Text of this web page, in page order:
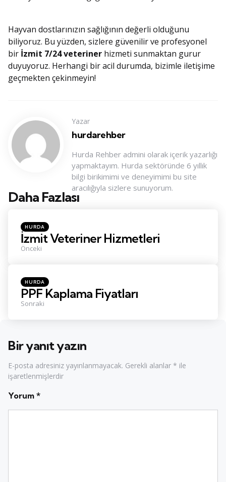
Hayvan dostlarınızın sağlığının değerli olduğunu
biliyoruz. Bu yüzden, sizlere güvenilir ve profesyonel
bir İzmit 7/24 veteriner hizmeti sunmaktan gurur
duyuyoruz. Herhangi bir acil durumda, bizimle iletişime
geçmekten çekinmeyin!
Yazar
hurdarehber
Hurda Rehber admini olarak içerik yazarlığı
yapmaktayım. Hurda sektöründe 6 yıllık
bilgi birikimimi ve deneyimimi bu site
aracılığıyla sizlere sunuyorum.
Daha Fazlası
Konu
Posted
in
HURDA
İzmit Veteriner Hizmetleri
Önceki
Posted
in
HURDA
PPF Kaplama Fiyatları
Sonraki
Bir yanıt yazın
E-posta adresiniz yayınlanmayacak. Gerekli alanlar * ile
işaretlenmişlerdir
Yorum *